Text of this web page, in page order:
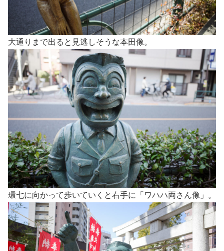
大通りまで出ると見逃しそうな本田像。
環七に向かって歩いていくと右手に「ワハハ両さん像」。